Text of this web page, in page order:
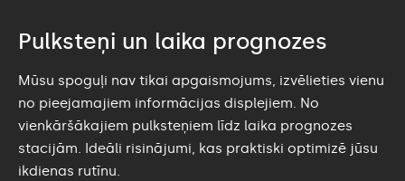
Pulksteņi un laika prognozes
Mūsu spoguļi nav tikai apgaismojums, izvēlieties vienu
no pieejamajiem informācijas displejiem. No
vienkāršākajiem pulksteņiem līdz laika prognozes
stacijām. Ideāli risinājumi, kas praktiski optimizē jūsu
ikdienas rutīnu.